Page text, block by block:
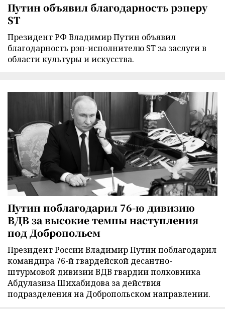
Путин объявил благодарность рэперу
ST
Президент РФ Владимир Путин объявил
благодарность рэп-исполнителю ST за заслуги в
области культуры и искусства.
Путин поблагодарил 76-ю дивизию
ВДВ за высокие темпы наступления
под Добропольем
Президент России Владимир Путин поблагодарил
командира 76-й гвардейской десантно-
штурмовой дивизии ВДВ гвардии полковника
Абдулазиза Шихабидова за действия
подразделения на Добропольском направлении.